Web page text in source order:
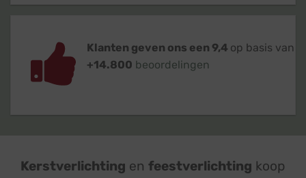
Klanten geven ons een 9,4 op basis van
+14.800 beoordelingen
Kerstverlichting en feestverlichting koop